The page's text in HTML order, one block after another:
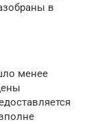
в
менее